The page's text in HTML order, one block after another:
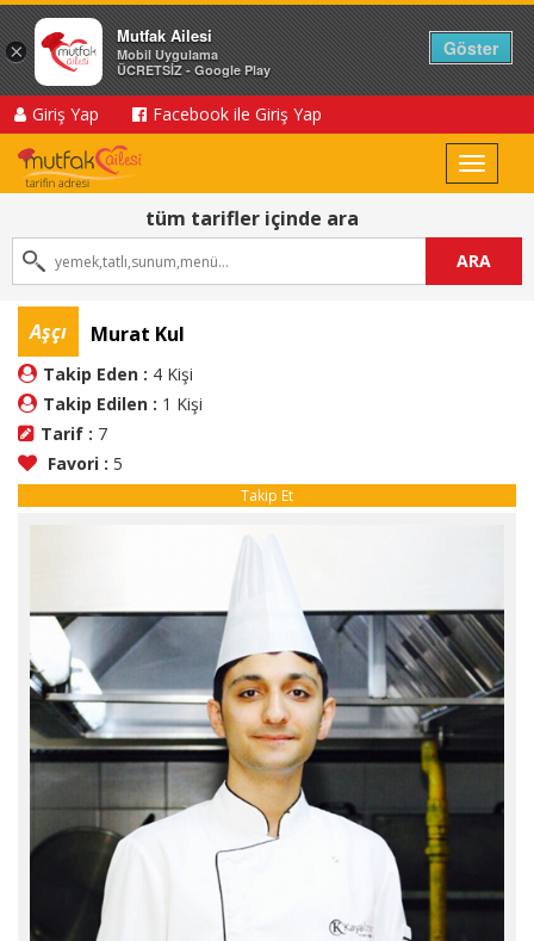
Giriş Yap Facebook ile Giriş Yap
Toggle
tüm tarifler içinde ara
ARA
Aşçı Murat Kul
Takip Eden : 4 Kişi
Takip Edilen : 1 Kişi
Tarif : 7
Favori : 5
Takip Et
×
Mutfak Ailesi
Mobil Uygulama
ÜCRETSİZ - Google Play
Göster